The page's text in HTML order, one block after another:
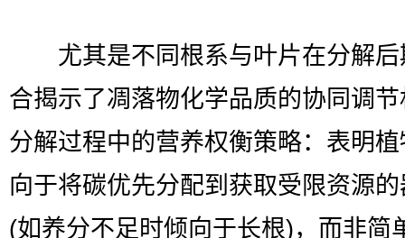
尤其是不同根系与叶片在分解后
合揭示了凋落物化学品质的协同调
分解过程中的营养权衡策略：表明
向于将碳优先分配到获取受限资源
(如养分不足时倾向于长根)，而非简